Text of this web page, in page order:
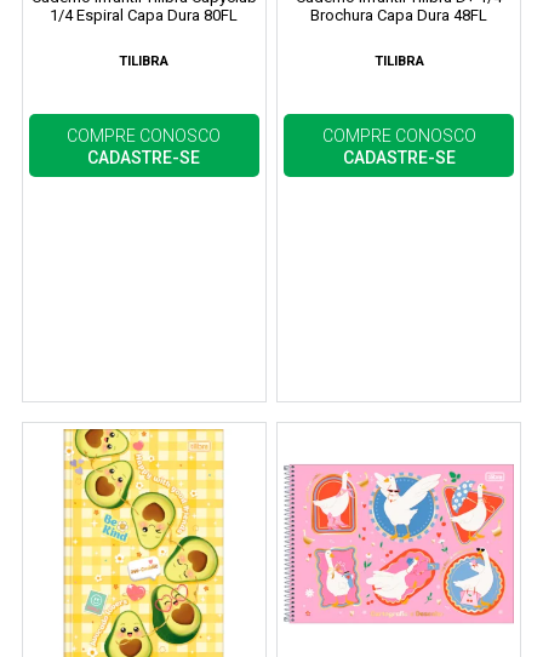
1/4 Espiral Capa Dura 80FL
TILIBRA
COMPRE CONOSCO
CADASTRE-SE
Brochura Capa Dura 48FL
TILIBRA
COMPRE CONOSCO
CADASTRE-SE